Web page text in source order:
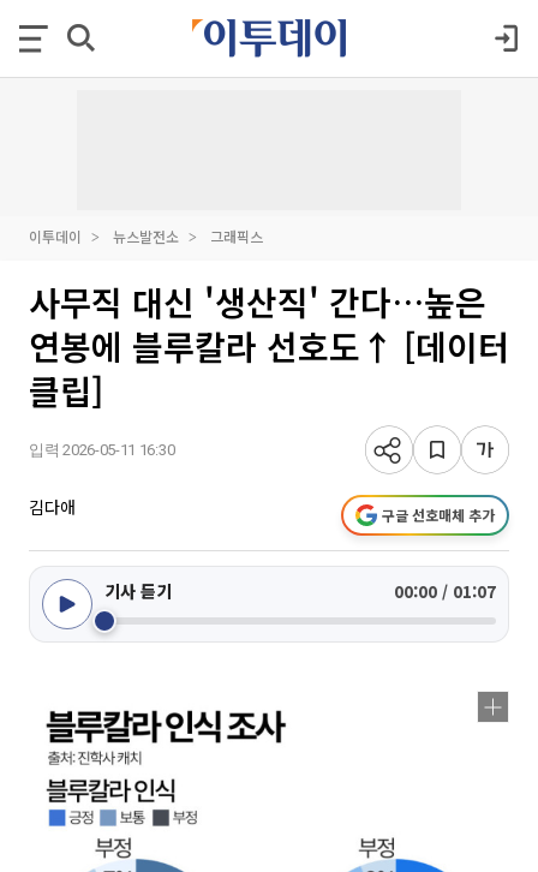
이투데이 뉴스발전소 그래픽스
사무직 대신 '생산직' 간다…높은
연봉에 블루칼라 선호도↑ [데이터
클립]
입력 2026-05-11 16:30
김다애 구글 선호매체 추가
기사 듣기 00:00 / 01:07